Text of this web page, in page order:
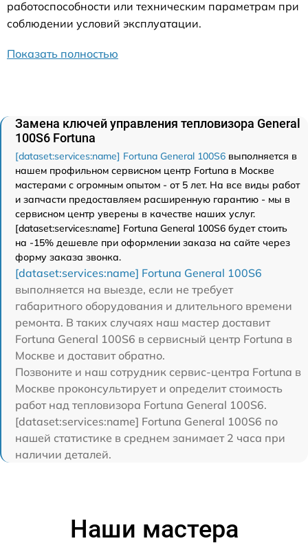
работоспособности или техническим параметрам при
соблюдении условий эксплуатации.
Показать полностью
Замена ключей управления тепловизора General
100S6 Fortuna
[dataset:services:name] Fortuna General 100S6 выполняется в
нашем профильном сервисном центр Fortuna в Москве
мастерами с огромным опытом - от 5 лет. На все виды работ
и запчасти предоставляем расширенную гарантию - мы в
сервисном центр уверены в качестве наших услуг.
[dataset:services:name] Fortuna General 100S6 будет стоить
на -15% дешевле при оформлении заказа на сайте через
форму заказа звонка.
[dataset:services:name] Fortuna General 100S6
выполняется на выезде, если не требует
габаритного оборудования и длительного времени
ремонта. В таких случаях наш мастер доставит
Fortuna General 100S6 в сервисный центр Fortuna в
Москве и доставит обратно.
Позвоните и наш сотрудник сервис-центра Fortuna в
Москве проконсультирует и определит стоимость
работ над тепловизора Fortuna General 100S6.
[dataset:services:name] Fortuna General 100S6 по
нашей статистике в среднем занимает 2 часа при
наличии деталей.
Наши мастера